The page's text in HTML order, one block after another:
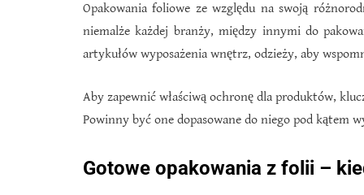
Opakowania foliowe ze względu na swoją
niemalże każdej branży, między innymi do
artykułów wyposażenia wnętrz, odzieży, aby
Aby zapewnić właściwą ochronę dla produktów,
Powinny być one dopasowane do niego pod
Gotowe opakowania z folii –